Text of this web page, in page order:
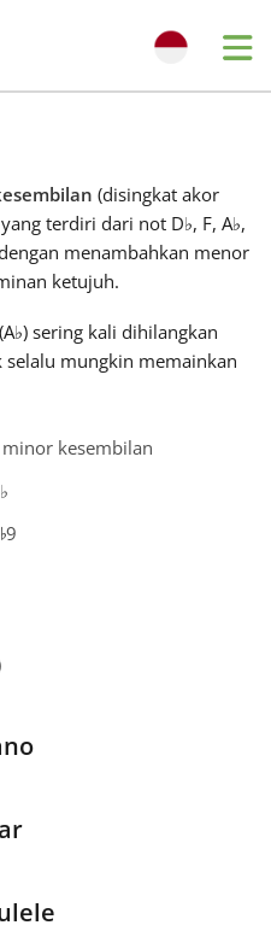
(disingkat akor
terdiri dari not D♭, F, A♭,
menambahkan menor
ketujuh.
♭) sering kali dihilangkan
mungkin memainkan
kesembilan
♭
♭9